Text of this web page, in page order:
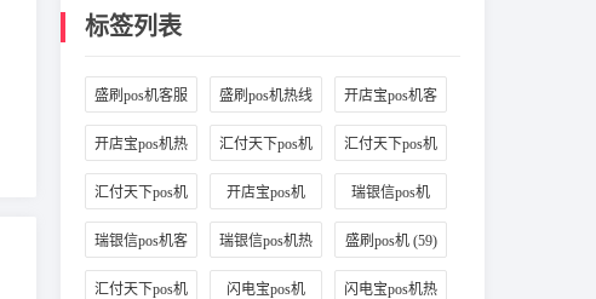
标签列表
盛刷pos机客服
(48)
盛刷pos机热线 开店宝pos机客
服
开店宝pos机热
线
汇付天下pos机
客服 (41)
汇付天下pos机
售后 (47)
汇付天下pos机
热线 (49)
开店宝pos机
(47)
瑞银信pos机
(46)
瑞银信pos机客
服
瑞银信pos机热
线 (40)
盛刷pos机(59)
汇付天下pos机 闪电宝pos机 闪电宝pos机热